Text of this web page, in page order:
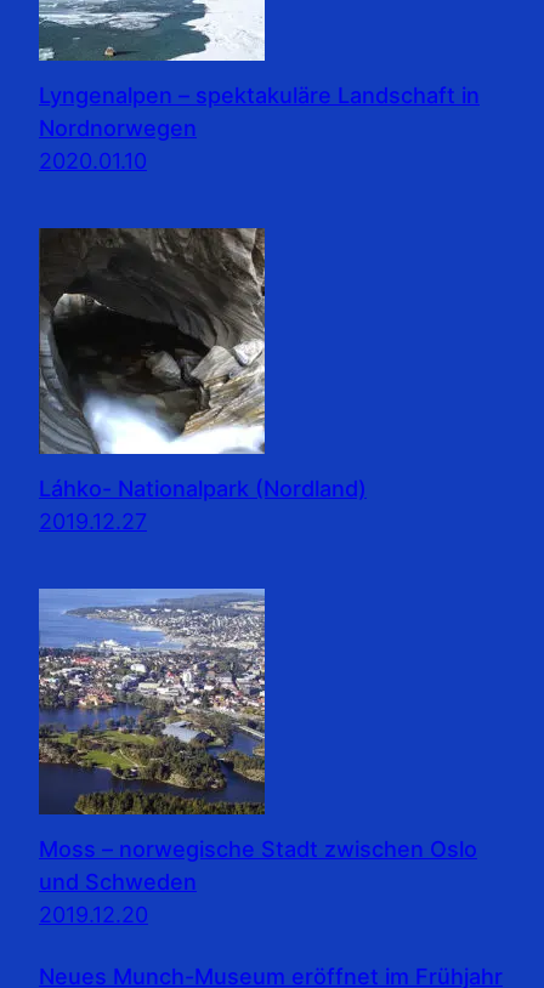
Lyngenalpen – spektakuläre Landschaft in
Nordnorwegen
2020.01.10
Láhko- Nationalpark (Nordland)
2019.12.27
Moss – norwegische Stadt zwischen Oslo
und Schweden
2019.12.20
Neues Munch-Museum eröffnet im Frühjahr